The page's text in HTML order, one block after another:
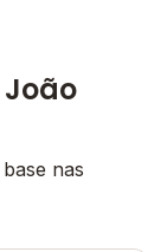
nas